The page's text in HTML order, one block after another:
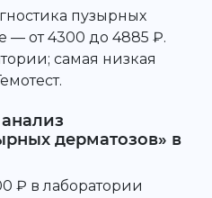
пузырных
— от 4300 до 4885 ₽.
самая низкая
дерматозов» в
₽ в лаборатории